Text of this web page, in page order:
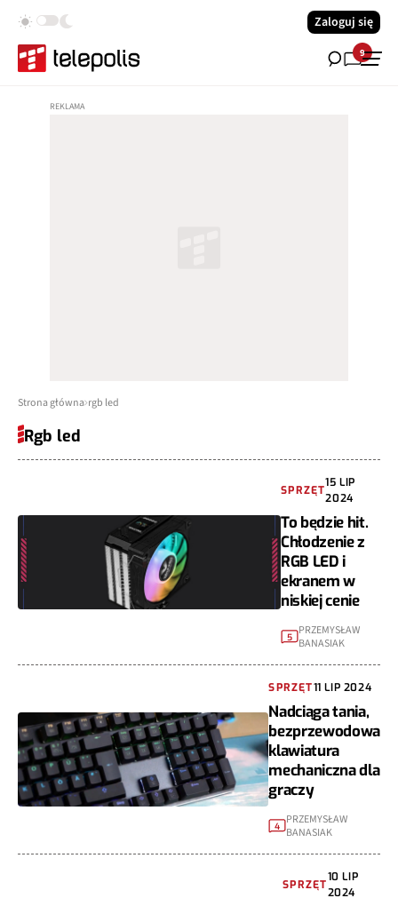
Zaloguj się
9
Strona główna rgb led
Rgb led
SPRZĘT
15 LIP
2024
To będzie hit.
Chłodzenie z
RGB LED i
ekranem w
niskiej cenie
5
PRZEMYSŁAW
BANASIAK
SPRZĘT11 LIP 2024
Nadciąga tania,
bezprzewodowa
klawiatura
mechaniczna dla
graczy
4
PRZEMYSŁAW
BANASIAK
SPRZĘT
10 LIP
2024